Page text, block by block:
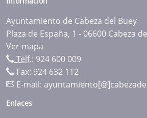
Ayuntamiento de Cabeza del Buey
Plaza de España, 1 - 06600 Cabeza
Ver mapa
Telf.: 924 600 009
Fax: 924 632 112
E-mail:
Enlaces